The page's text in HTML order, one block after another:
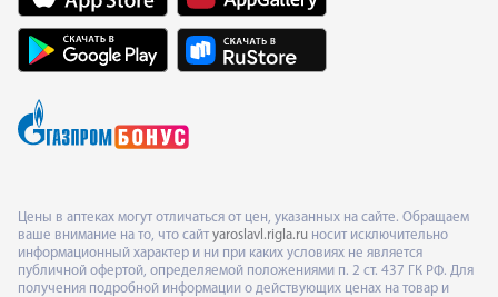
Цены в аптеках могут отличаться от цен, указанных на сайте. Обращаем
ваше внимание на то, что сайт yaroslavl.rigla.ru носит исключительно
информационный характер и ни при каких условиях не является
публичной офертой, определяемой положениями п. 2 ст. 437 ГК РФ. Для
получения подробной информации о действующих ценах на товар и